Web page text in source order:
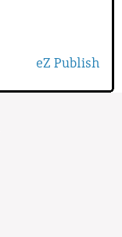
eZ Publish